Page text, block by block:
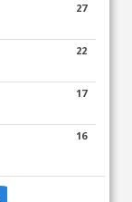
27
22
17
16